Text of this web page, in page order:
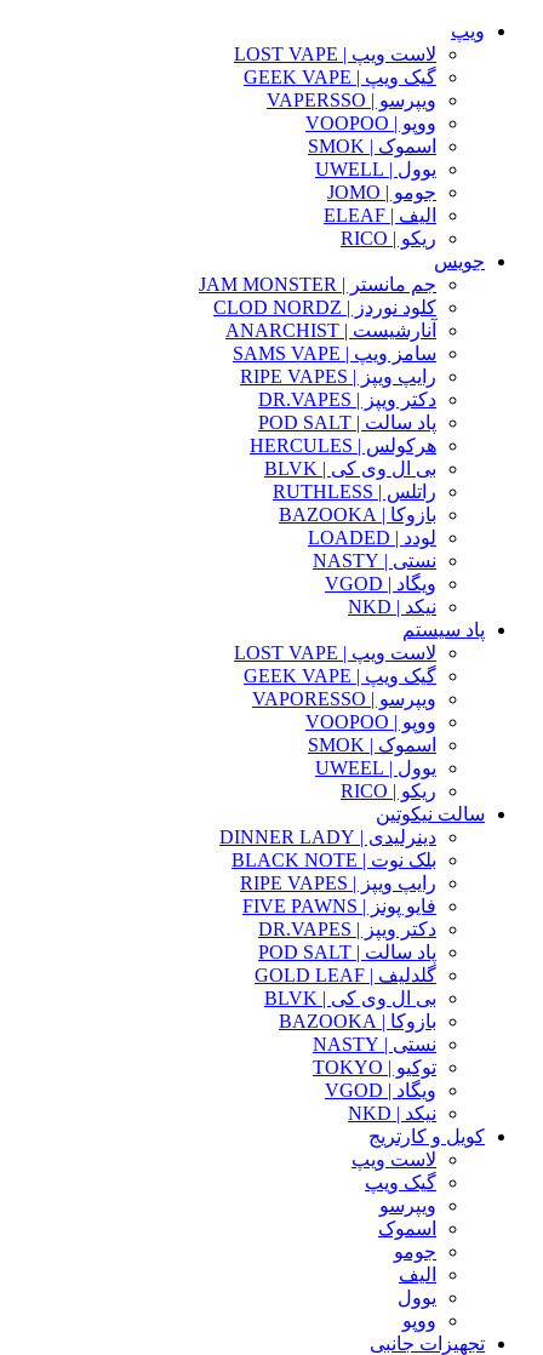
ویپ
لاست ویپ | LOST VAPE
گیک ویپ | GEEK VAPE
ویپرسو | VAPERSSO
ووپو | VOOPOO
اسموک | SMOK
یوول | UWELL
جومو | JOMO
الیف | ELEAF
ریکو | RICO
جویس
جم مانستر | JAM MONSTER
کلود نوردز | CLOD NORDZ
آنارشیست | ANARCHIST
سامز ویپ | SAMS VAPE
رایپ ویپز | RIPE VAPES
دکتر ویپز | DR.VAPES
پاد سالت | POD SALT
هرکولس | HERCULES
بی ال وی کی | BLVK
راتلس | RUTHLESS
بازوکا | BAZOOKA
لودد | LOADED
نستی | NASTY
ویگاد | VGOD
نیکد | NKD
پاد سیستم
لاست ویپ | LOST VAPE
گیک ویپ | GEEK VAPE
ویپرسو | VAPORESSO
ووپو | VOOPOO
اسموک | SMOK
یوول | UWEEL
ریکو | RICO
سالت نیکوتین
دینرلیدی | DINNER LADY
بلک نوت | BLACK NOTE
رایپ ویپز | RIPE VAPES
فایو پونز | FIVE PAWNS
دکتر ویپز | DR.VAPES
پاد سالت | POD SALT
گلدلیف | GOLD LEAF
بی ال وی کی | BLVK
بازوکا | BAZOOKA
نستی | NASTY
توکیو | TOKYO
ویگاد | VGOD
نیکد | NKD
کویل و کارتریج
لاست ویپ
گیک ویپ
ویپرسو
اسموک
جومو
الیف
یوول
ووپو
تجهیزات جانبی